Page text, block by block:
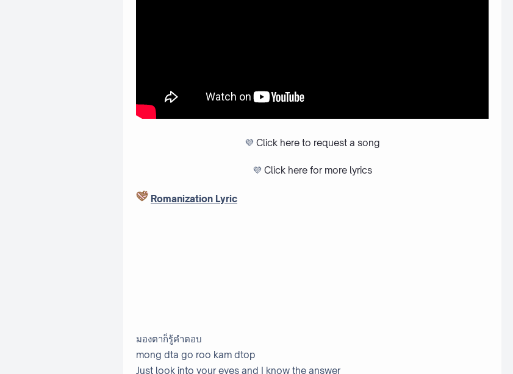
💜 Click here to request a song
💜 Click here for more lyrics
Romanization Lyric
มองตาก็รู้คำตอบ
mong dta go roo kam dtop
Just look into your eyes and I know the answer